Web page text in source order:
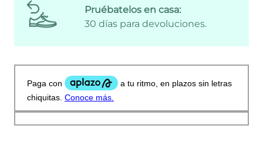
Pruébatelos en casa:
30 días para devoluciones.